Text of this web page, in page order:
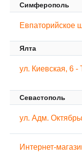
Симферополь
Евпаторийское
Ялта
ул. Киевская, 6
Севастополь
ул. Адм.
Интернет-